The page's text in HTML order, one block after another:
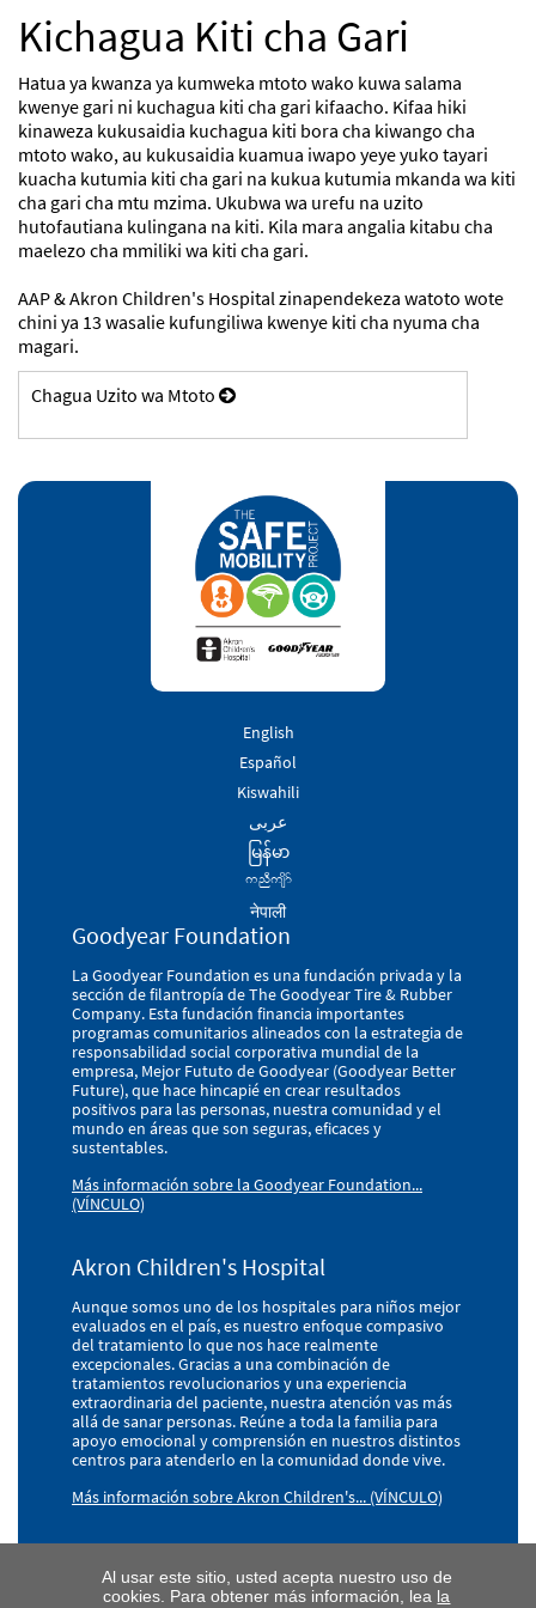
Kichagua Kiti cha Gari
Hatua ya kwanza ya kumweka mtoto wako kuwa salama
kwenye gari ni kuchagua kiti cha gari kifaacho. Kifaa hiki
kinaweza kukusaidia kuchagua kiti bora cha kiwango cha
mtoto wako, au kukusaidia kuamua iwapo yeye yuko tayari
kuacha kutumia kiti cha gari na kukua kutumia mkanda wa kiti
cha gari cha mtu mzima. Ukubwa wa urefu na uzito
hutofautiana kulingana na kiti. Kila mara angalia kitabu cha
maelezo cha mmiliki wa kiti cha gari.
AAP & Akron Children's Hospital zinapendekeza watoto wote
chini ya 13 wasalie kufungiliwa kwenye kiti cha nyuma cha
magari.
Chagua Uzito wa Mtoto
English
Español
Kiswahili
عربى
မြန်မာ
unDusdm
नेपाली
Goodyear Foundation
La Goodyear Foundation es una fundación privada y la
sección de filantropía de The Goodyear Tire & Rubber
Company. Esta fundación financia importantes
programas comunitarios alineados con la estrategia de
responsabilidad social corporativa mundial de la
empresa, Mejor Fututo de Goodyear (Goodyear Better
Future), que hace hincapié en crear resultados
positivos para las personas, nuestra comunidad y el
mundo en áreas que son seguras, eficaces y
sustentables.
Más información sobre la Goodyear Foundation...
(VÍNCULO)
Akron Children's Hospital
Aunque somos uno de los hospitales para niños mejor
evaluados en el país, es nuestro enfoque compasivo
del tratamiento lo que nos hace realmente
excepcionales. Gracias a una combinación de
tratamientos revolucionarios y una experiencia
extraordinaria del paciente, nuestra atención vas más
allá de sanar personas. Reúne a toda la familia para
apoyo emocional y comprensión en nuestros distintos
centros para atenderlo en la comunidad donde vive.
Más información sobre Akron Children's... (VÍNCULO)
Al usar este sitio, usted acepta nuestro uso de
cookies. Para obtener más información, lea la